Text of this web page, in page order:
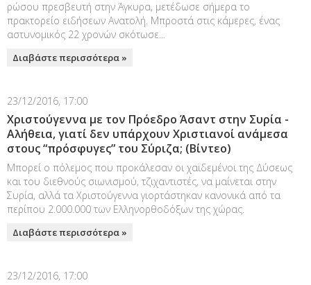
ρώσου πρεσβευτή στην Άγκυρα, μετέδωσε σήμερα το
πρακτορείο ειδήσεων Ανατολή. Μπροστά στις κάμερες, ένας
αστυνομικός 22 χρονών σκότωσε...
Διαβάστε περισσότερα »
23/12/2016, 17:00
Χριστούγεννα με τον Πρόεδρο Άσαντ στην Συρία -
Αλήθεια, γιατί δεν υπάρχουν Χριστιανοί ανάμεσα
στους “πρόσφυγες” του Σύριζα; (Βίντεο)
Μπορεί ο πόλεμος που προκάλεσαν οι χαϊδεμένοι της Δύσεως
και του διεθνούς σιωνισμού, τζιχαντιστές, να μαίνεται στην
Συρία, αλλά τα Χριστούγεννα γιορτάστηκαν κανονικά από τα
περίπου 2.000.000 των Ελληνορθοδόξων της χώρας.
Διαβάστε περισσότερα »
23/12/2016, 17:00